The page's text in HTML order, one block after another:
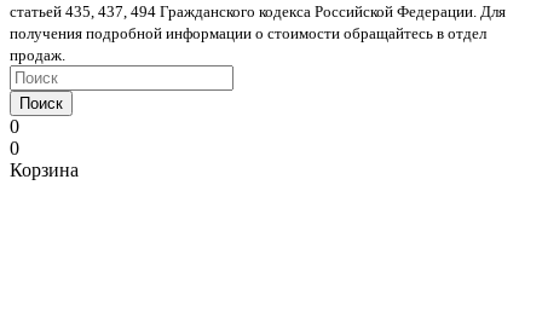
статьей 435, 437, 494 Гражданского кодекса Российской Федерации. Для
получения подробной информации о стоимости обращайтесь в отдел
продаж.
Поиск
0
0
Корзина